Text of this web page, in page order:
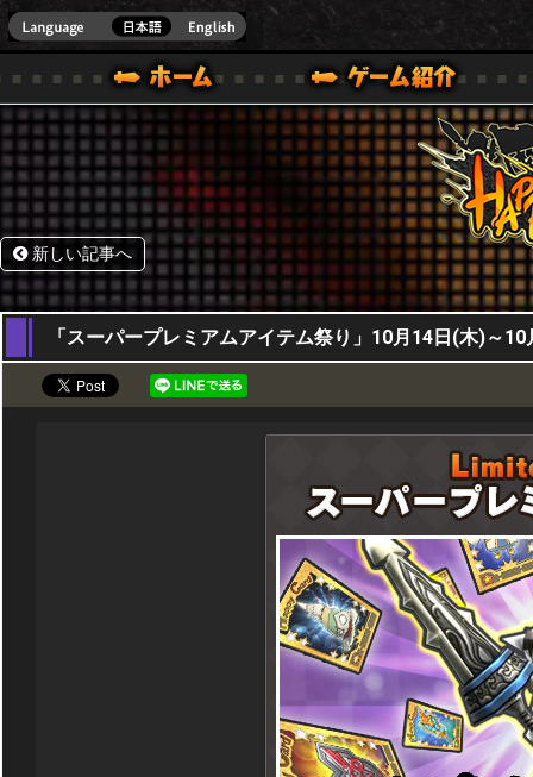
ONE VER.]
ガイド
ル｜HAPPY WARS(ハッピーウォーズ)公式サイト [ XBOX 360,XBOX ONE VER.]
サポート | HAPPY WARS(ハッピーウォーズ)公式サイ
新しい記事へ
14,10,2021
「スーパープレミアムアイテム祭り」10月14日(木)～